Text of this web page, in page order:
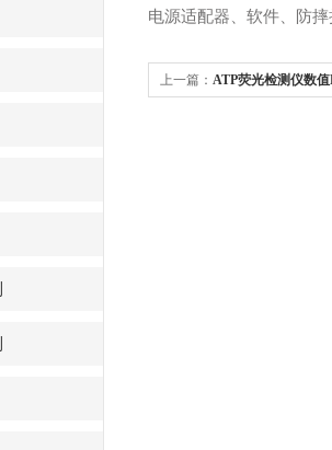
电源适配器、软件、防
上一篇： ATP荧光检测仪数